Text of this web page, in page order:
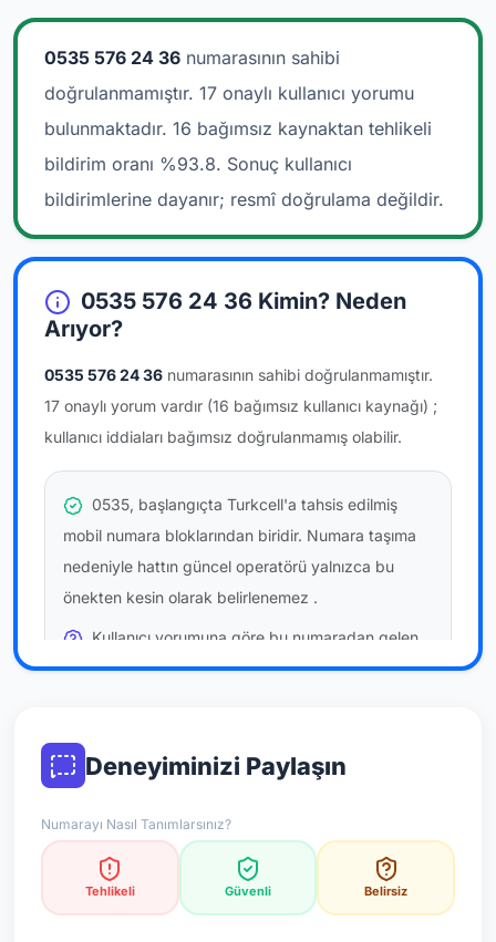
0535 576 24 36 numarasının sahibi
doğrulanmamıştır. 17 onaylı kullanıcı yorumu
bulunmaktadır. 16 bağımsız kaynaktan tehlikeli
bildirim oranı %93.8. Sonuç kullanıcı
bildirimlerine dayanır; resmî doğrulama değildir.
0535 576 24 36 Kimin? Neden
Arıyor?
0535 576 24 36 numarasının sahibi doğrulanmamıştır.
17 onaylı yorum vardır (16 bağımsız kullanıcı kaynağı) ;
kullanıcı iddiaları bağımsız doğrulanmamış olabilir.
0535, başlangıçta Turkcell'a tahsis edilmiş
mobil numara bloklarından biridir. Numara taşıma
nedeniyle hattın güncel operatörü yalnızca bu
önekten kesin olarak belirlenemez .
Kullanıcı yorumuna göre bu numaradan gelen
çağrılaratemkinli yaklaşmanızönerilir; bu bir site
resmi doğrulama niteliği taşımaz.
*Not: Değerlendirmeler onaylı kullanıcı yorumlarına göre
güncellenir.
Deneyiminizi Paylaşın
Numarayı Nasıl Tanımlarsınız?
Tehlikeli Güvenli Belirsiz